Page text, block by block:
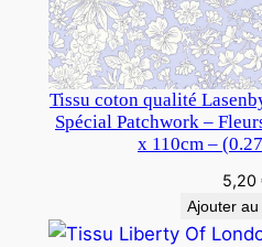
Tissu coton qualité
Spécial Patchwork –
x 110cm –
5,20
Ajouter